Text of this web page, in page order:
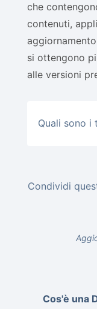
che
contenuti,
si ottengono
alle versioni
Quali sono i
Condividi
Cos'è una